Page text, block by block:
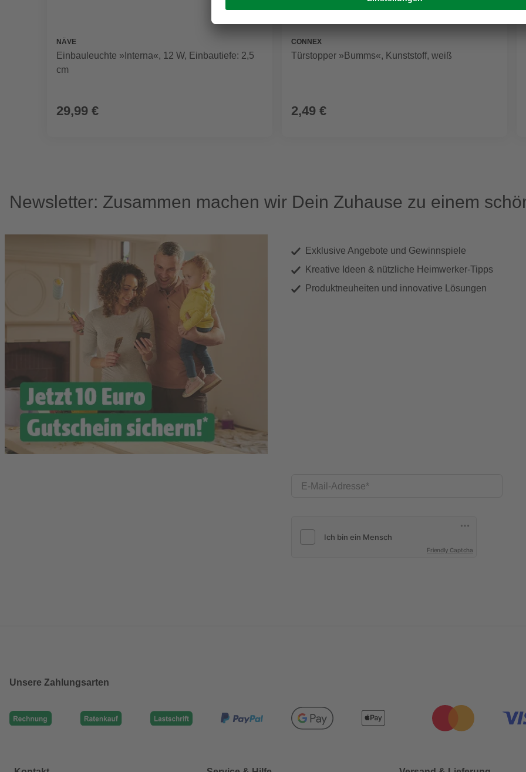
NÄVE
Einbauleuchte »Interna«, 12 W, Einbautiefe: 2,5
cm
29,99 €
CONNEX
Türstopper »Bumms«, Kunststoff, weiß
2,49 €
Newsletter: Zusammen machen wir Dein Zuhause zu einem
Exklusive Angebote und Gewinnspiele
Kreative Ideen & nützliche Heimwerker-Tipps
Produktneuheiten und innovative Lösungen
E-Mail-Adresse
Friendly Captcha
Unsere Zahlungsarten